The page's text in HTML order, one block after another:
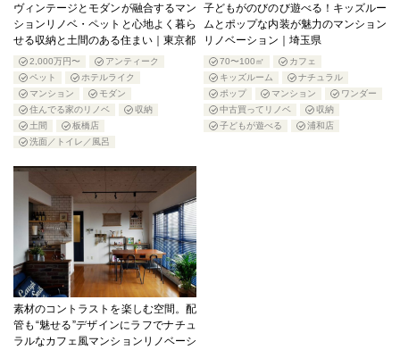
ヴィンテージとモダンが融合するマン
ションリノベ・ペットと心地よく暮ら
せる収納と土間のある住まい｜東京都
2,000万円〜
アンティーク
ペット
ホテルライク
マンション
モダン
住んでる家のリノベ
収納
土間
板橋店
洗面／トイレ／風呂
子どもがのびのび遊べる！キッズルー
ムとポップな内装が魅力のマンション
リノベーション｜埼玉県
70〜100㎡
カフェ
キッズルーム
ナチュラル
ポップ
マンション
ワンダー
中古買ってリノベ
収納
子どもが遊べる
浦和店
素材のコントラストを楽しむ空間。配
管も“魅せる”デザインにラフでナチュ
ラルなカフェ風マンションリノベーシ